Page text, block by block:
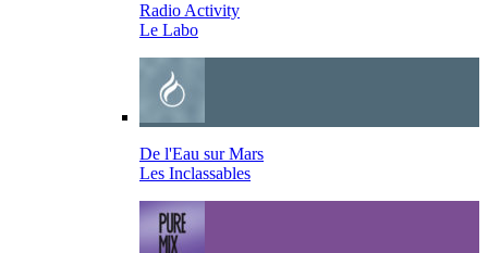
Radio Activity
Le Labo
De l'Eau sur Mars
Les Inclassables